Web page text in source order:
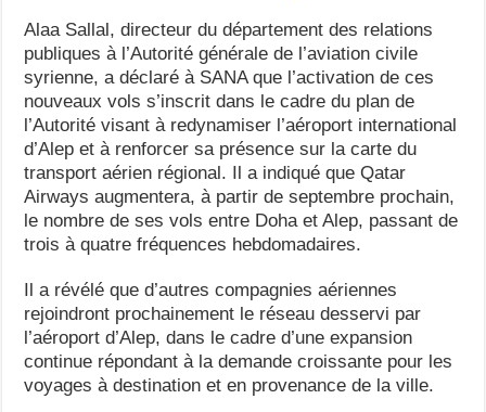
Alaa Sallal, directeur du département des relations
publiques à l’Autorité générale de l’aviation civile
syrienne, a déclaré à SANA que l’activation de ces
nouveaux vols s’inscrit dans le cadre du plan de
l’Autorité visant à redynamiser l’aéroport international
d’Alep et à renforcer sa présence sur la carte du
transport aérien régional. Il a indiqué que Qatar
Airways augmentera, à partir de septembre prochain,
le nombre de ses vols entre Doha et Alep, passant de
trois à quatre fréquences hebdomadaires.
Il a révélé que d’autres compagnies aériennes
rejoindront prochainement le réseau desservi par
l’aéroport d’Alep, dans le cadre d’une expansion
continue répondant à la demande croissante pour les
voyages à destination et en provenance de la ville.